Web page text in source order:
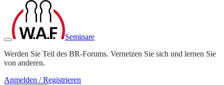
Seminare
Werden Sie Teil des BR-Forums. Vernetzen Sie sich und lernen Sie
von anderen.
Anmelden / Registrieren